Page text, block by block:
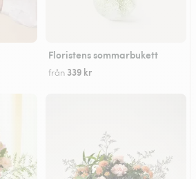
Floristens sommarbukett
från 339 kr